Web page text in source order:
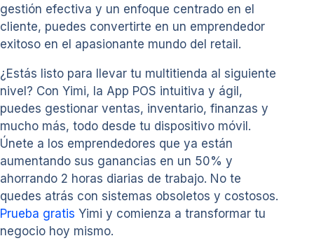
gestión efectiva y un enfoque centrado en el
cliente, puedes convertirte en un emprendedor
exitoso en el apasionante mundo del retail.
¿Estás listo para llevar tu multitienda al siguiente
nivel? Con Yimi, la App POS intuitiva y ágil,
puedes gestionar ventas, inventario, finanzas y
mucho más, todo desde tu dispositivo móvil.
Únete a los emprendedores que ya están
aumentando sus ganancias en un 50% y
ahorrando 2 horas diarias de trabajo. No te
quedes atrás con sistemas obsoletos y costosos.
Prueba gratis Yimi y comienza a transformar tu
negocio hoy mismo.